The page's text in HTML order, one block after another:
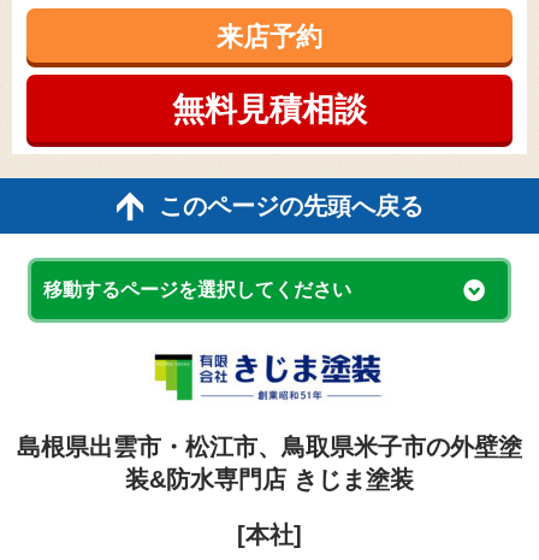
来店予約
無料見積相談
このページの先頭へ戻る
移動するページを選択してください
島根県出雲市・松江市、鳥取県米子市の外壁塗
装&防水専門店 きじま塗装
[本社]